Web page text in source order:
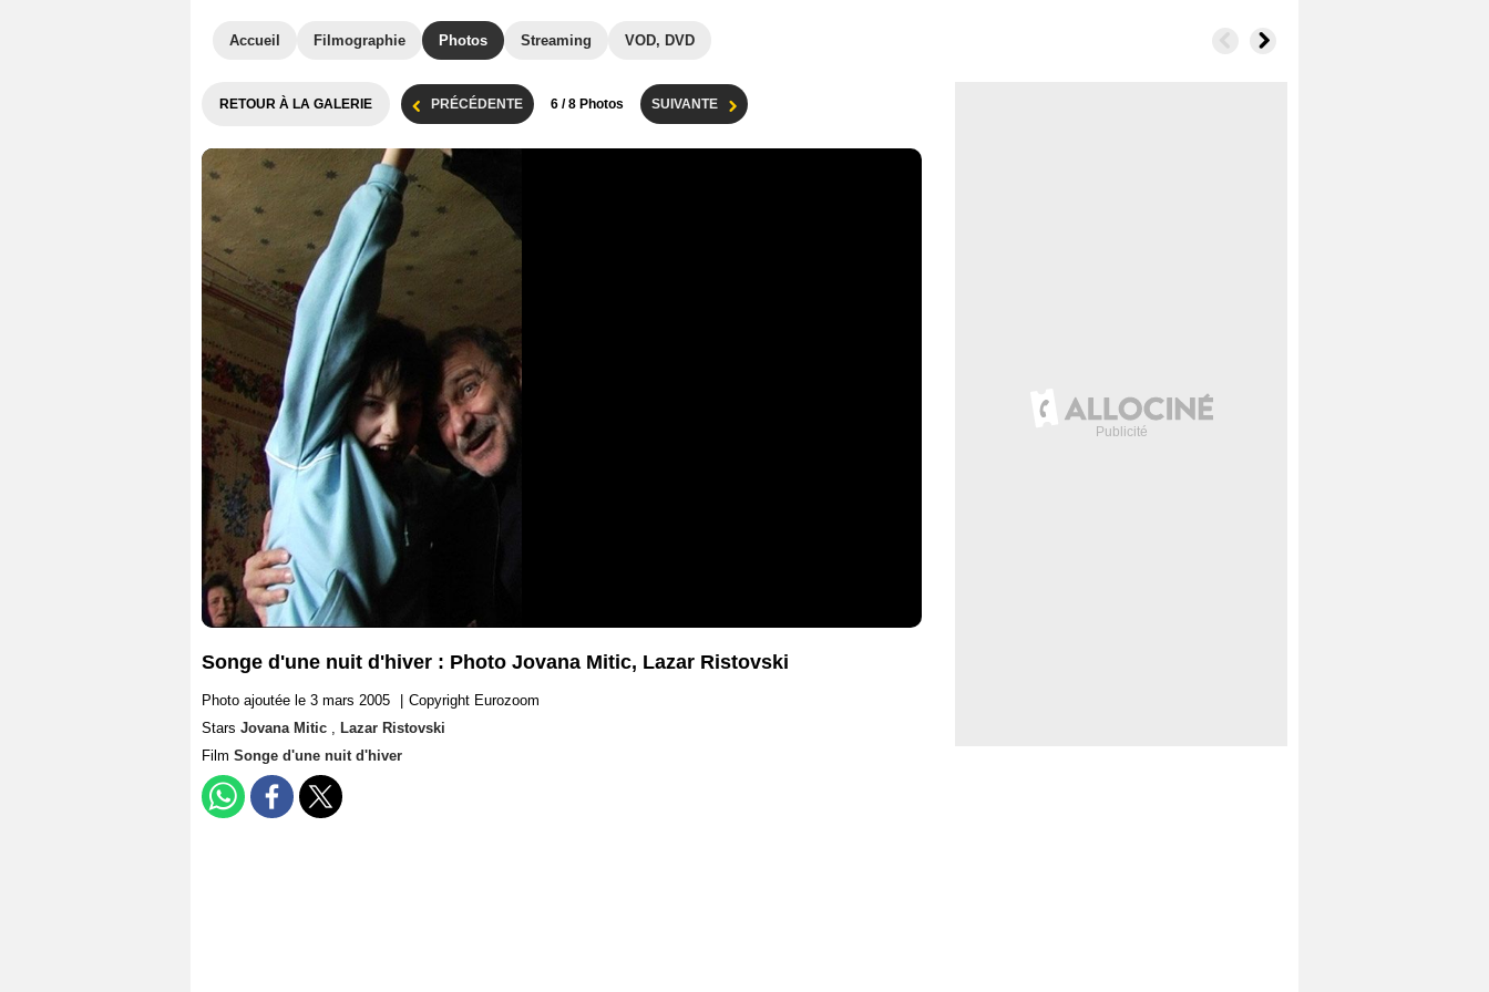
Accueil Filmographie Photos Streaming VOD, DVD
RETOUR À LA GALERIE PRÉCÉDENTE 6 / 8 Photos SUIVANTE
Songe d'une nuit d'hiver : Photo Jovana Mitic, Lazar Ristovski
Photo ajoutée le 3 mars 2005
Copyright Eurozoom
Stars Jovana Mitic , Lazar Ristovski
Film Songe d'une nuit d'hiver